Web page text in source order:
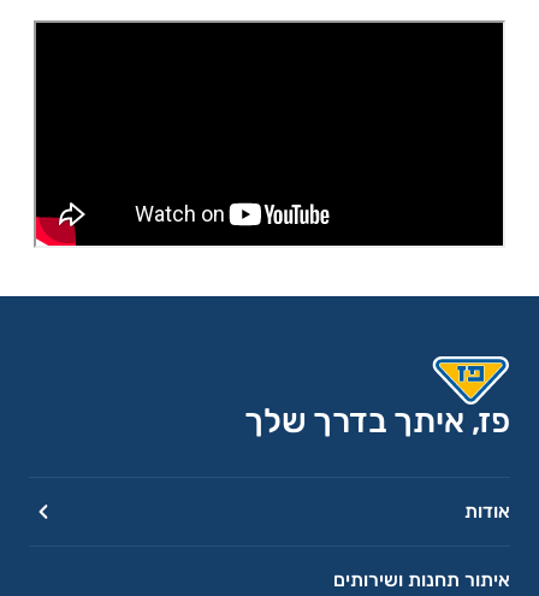
פז, איתך בדרך שלך
אודות
איתור תחנות ושירותים